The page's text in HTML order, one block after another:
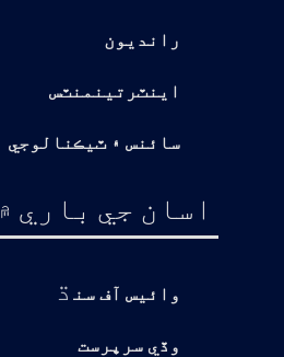
رانديون
اينٽرتينمنٽس
سائنس ۽ ٽيڪنالوجي
اسان جي باري ۾
وائيس آف سن ڌ
وڏي سرپرست